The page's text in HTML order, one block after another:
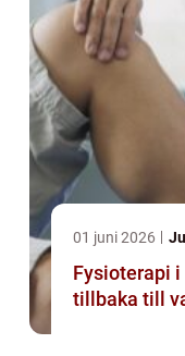
01 juni 2026
Fysioterapi i
tillbaka till